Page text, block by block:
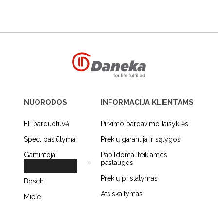
NUORODOS
El. parduotuvė
Spec. pasiūlymai
Gamintojai
Bosch
Miele
INFORMACIJA KLIENTAMS
Pirkimo pardavimo taisyklės
Prekių garantija ir sąlygos
Papildomai teikiamos
paslaugos
Prekių pristatymas
Atsiskaitymas